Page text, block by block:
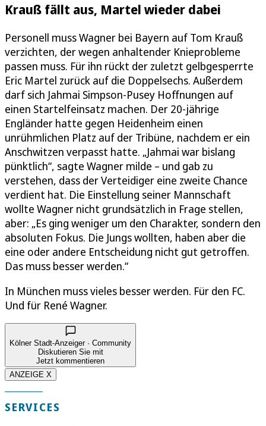
Krauß fällt aus, Martel wieder dabei
Personell muss Wagner bei Bayern auf Tom Krauß
verzichten, der wegen anhaltender Knieprobleme
passen muss. Für ihn rückt der zuletzt gelbgesperrte
Eric Martel zurück auf die Doppelsechs. Außerdem
darf sich Jahmai Simpson-Pusey Hoffnungen auf
einen Startelfeinsatz machen. Der 20-jährige
Engländer hatte gegen Heidenheim einen
unrühmlichen Platz auf der Tribüne, nachdem er ein
Anschwitzen verpasst hatte. „Jahmai war bislang
pünktlich“, sagte Wagner milde – und gab zu
verstehen, dass der Verteidiger eine zweite Chance
verdient hat. Die Einstellung seiner Mannschaft
wollte Wagner nicht grundsätzlich in Frage stellen,
aber: „Es ging weniger um den Charakter, sondern den
absoluten Fokus. Die Jungs wollten, haben aber die
eine oder andere Entscheidung nicht gut getroffen.
Das muss besser werden.“
In München muss vieles besser werden. Für den FC.
Und für René Wagner.
Kölner Stadt-Anzeiger · Community
Diskutieren Sie mit
Jetzt kommentieren
ANZEIGE X
SERVICES